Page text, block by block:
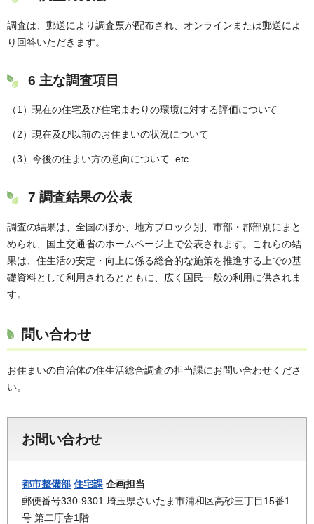
調査は、郵送により調査票が配布され、オンラインまたは郵送によ
り回答いただきます。
6 主な調査項目
（1）現在の住宅及び住宅まわりの環境に対する評価について
（2）現在及び以前のお住まいの状況について
（3）今後の住まい方の意向について etc
7 調査結果の公表
調査の結果は、全国のほか、地方ブロック別、市部・郡部別にまと
められ、国土交通省のホームページ上で公表されます。これらの結
果は、住生活の安定・向上に係る総合的な施策を推進する上での基
礎資料として利用されるとともに、広く国民一般の利用に供されま
す。
問い合わせ
お住まいの自治体の住生活総合調査の担当課にお問い合わせくださ
い。
お問い合わせ
都市整備部 住宅課 企画担当
郵便番号330-9301 埼玉県さいたま市浦和区高砂三丁目15番1
号 第二庁舎1階